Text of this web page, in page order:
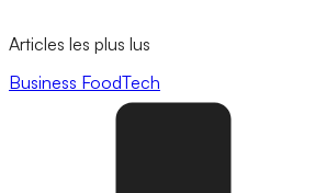
Articles les plus lus
Business FoodTech